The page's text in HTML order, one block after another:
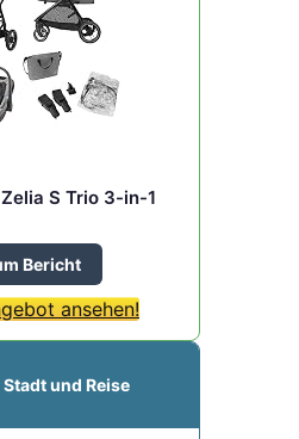
S Trio 3-in-1
Bericht
ansehen!
und Reise